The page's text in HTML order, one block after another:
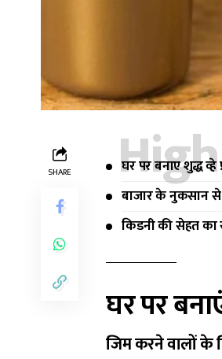
SHARE
घर पर बनाए शुद्ध
बाजार के नुकसान से
किडनी की सेहत का
घर पर
जिम करने वालों के